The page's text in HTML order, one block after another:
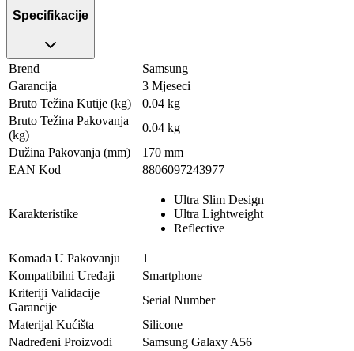
Specifikacije
Brend
Samsung
Garancija
3 Mjeseci
Bruto Težina Kutije (kg)
0.04 kg
Bruto Težina Pakovanja
(kg)
0.04 kg
Dužina Pakovanja (mm)
170 mm
EAN Kod
8806097243977
Karakteristike
Ultra Slim Design
Ultra Lightweight
Reflective
Komada U Pakovanju
1
Kompatibilni Uređaji
Smartphone
Kriteriji Validacije
Garancije
Serial Number
Materijal Kućišta
Silicone
Nadređeni Proizvodi
Samsung Galaxy A56